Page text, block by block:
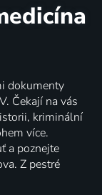
dokumenty
Čekají na vás
kriminální
více.
a poznejte
Z pestré